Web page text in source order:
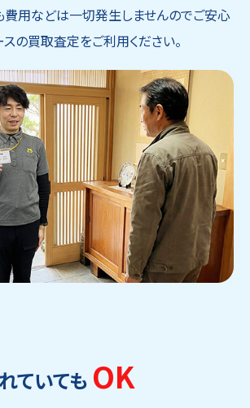
費用などは一切発生しませんのでご安心
スの買取査定をご利用ください。
ていても OK